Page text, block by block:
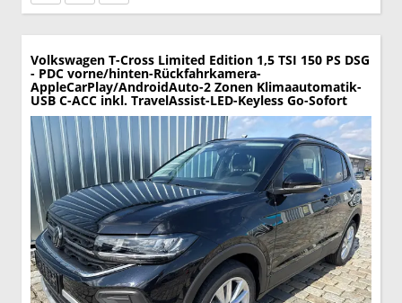
Volkswagen T-Cross Limited Edition 1,5 TSI 150 PS DSG
- PDC vorne/hinten-Rückfahrkamera-
AppleCarPlay/AndroidAuto-2 Zonen Klimaautomatik-
USB C-ACC inkl. TravelAssist-LED-Keyless Go-Sofort